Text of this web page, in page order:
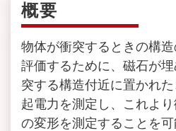
概要
物体が衝突するときの構
評価するために、磁石が
突する構造付近に置かれ
起電力を測定し、これよ
の変形を測定することを可